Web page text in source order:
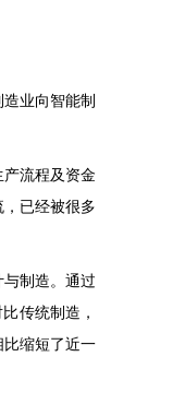
业向智能制
流程及资金
已经被很多
制造。通过
传统制造，
缩短了近一